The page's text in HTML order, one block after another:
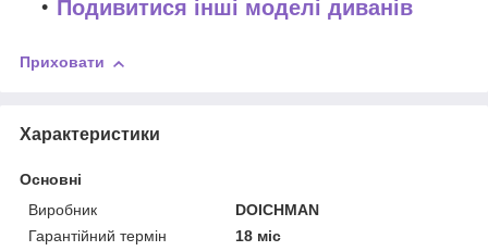
Подивитися інші моделі диванів
Приховати
Характеристики
Основні
Виробник
DOICHMAN
Гарантійний термін
18 міс